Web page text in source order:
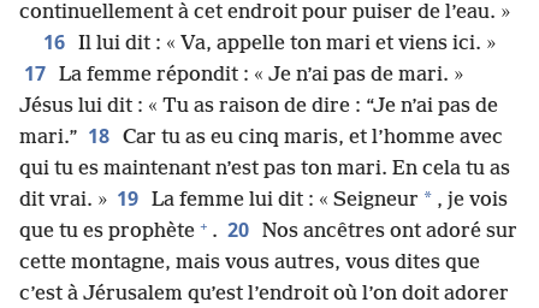
continuellement à cet endroit pour puiser de l’eau. »
16 Il lui dit : « Va, appelle ton mari et viens ici. »
17 La femme répondit : « Je n’ai pas de mari. »
Jésus lui dit : « Tu as raison de dire : “Je n’ai pas de
mari.” 18 Car tu as eu cinq maris, et l’homme avec
qui tu es maintenant n’est pas ton mari. En cela tu as
dit vrai. » 19 La femme lui dit : « Seigneur * , je vois
que tu es prophète + . 20 Nos ancêtres ont adoré sur
cette montagne, mais vous autres, vous dites que
c’est à Jérusalem qu’est l’endroit où l’on doit adorer